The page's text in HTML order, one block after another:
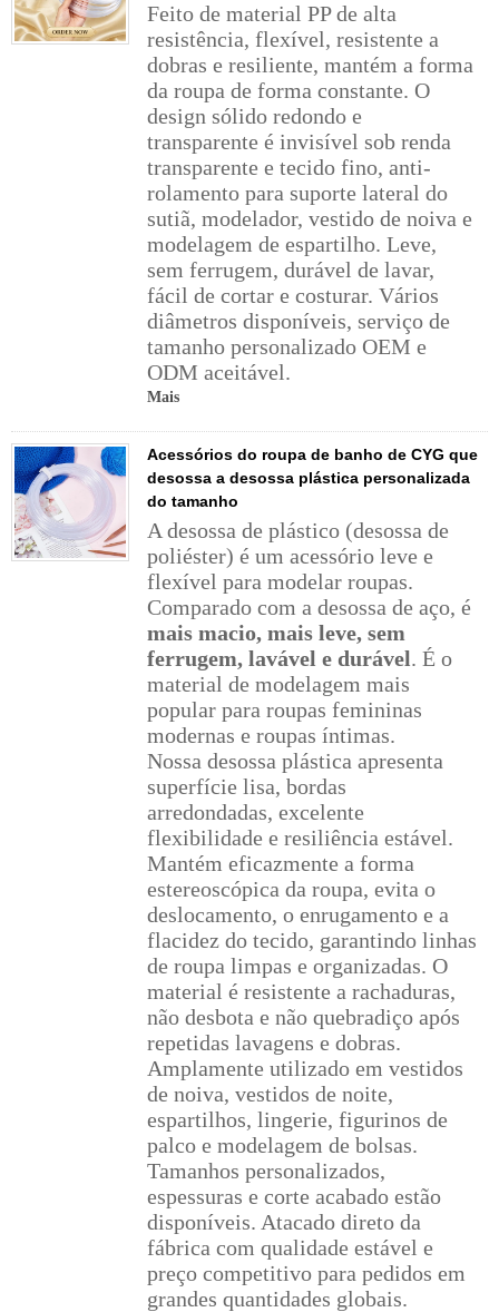
Feito de material PP de alta
resistência, flexível, resistente a
dobras e resiliente, mantém a forma
da roupa de forma constante. O
design sólido redondo e
transparente é invisível sob renda
transparente e tecido fino, anti-
rolamento para suporte lateral do
sutiã, modelador, vestido de noiva e
modelagem de espartilho. Leve,
sem ferrugem, durável de lavar,
fácil de cortar e costurar. Vários
diâmetros disponíveis, serviço de
tamanho personalizado OEM e
ODM aceitável.
Mais
Acessórios do roupa de banho de CYG que
desossa a desossa plástica personalizada
do tamanho
A desossa de plástico (desossa de
poliéster) é um acessório leve e
flexível para modelar roupas.
Comparado com a desossa de aço, é
mais macio, mais leve, sem
ferrugem, lavável e durável. É o
material de modelagem mais
popular para roupas femininas
modernas e roupas íntimas.
Nossa desossa plástica apresenta
superfície lisa, bordas
arredondadas, excelente
flexibilidade e resiliência estável.
Mantém eficazmente a forma
estereoscópica da roupa, evita o
deslocamento, o enrugamento e a
flacidez do tecido, garantindo linhas
de roupa limpas e organizadas. O
material é resistente a rachaduras,
não desbota e não quebradiço após
repetidas lavagens e dobras.
Amplamente utilizado em vestidos
de noiva, vestidos de noite,
espartilhos, lingerie, figurinos de
palco e modelagem de bolsas.
Tamanhos personalizados,
espessuras e corte acabado estão
disponíveis. Atacado direto da
fábrica com qualidade estável e
preço competitivo para pedidos em
grandes quantidades globais.